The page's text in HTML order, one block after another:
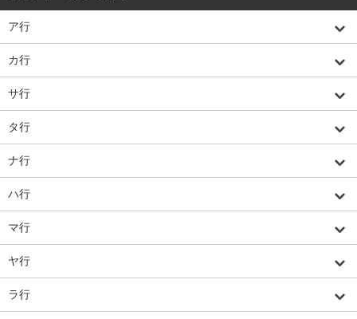
ア行
カ行
サ行
タ行
ナ行
ハ行
マ行
ヤ行
ラ行